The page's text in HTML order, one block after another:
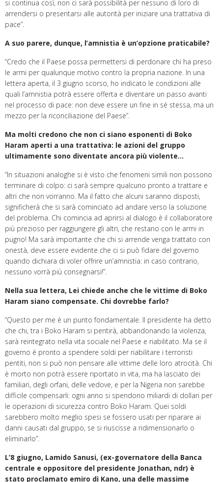
si continua così, non ci sarà possibilità per nessuno di loro di
arrendersi o presentarsi alle autorità per iniziare una trattativa di
pace”.
A suo parere, dunque, l’amnistia è un’opzione praticabile?
“Credo che il Paese possa permettersi di perdonare chi ha preso
le armi per qualunque motivo contro la propria nazione. In una
lettera aperta, il 3 giugno scorso, ho indicato le condizioni alle
quali l’amnistia potrà essere offerta e diventare un passo avanti
nel processo di pace: non deve essere un fine in sé stessa, ma un
mezzo per la riconciliazione del Paese”.
Ma molti credono che non ci siano esponenti di Boko
Haram aperti a una trattativa: le azioni del gruppo
ultimamente sono diventate ancora più violente…
“In situazioni analoghe si è visto che fenomeni simili non possono
terminare di colpo: ci sarà sempre qualcuno pronto a trattare e
altri che non vorranno. Ma il fatto che alcuni saranno disposti,
significherà che si sarà cominciato ad andare verso la soluzione
del problema. Chi comincia ad aprirsi al dialogo è il collaboratore
più prezioso per raggiungere gli altri, che restano con le armi in
pugno! Ma sarà importante che chi si arrende venga trattato con
onestà, deve essere evidente che ci si può fidare del governo
quando dichiara di voler offrire un’amnistia: in caso contrario,
nessuno vorrà più consegnarsi!”.
Nella sua lettera, Lei chiede anche che le vittime di Boko
Haram siano compensate. Chi dovrebbe farlo?
“Questo per me è un punto fondamentale. Il presidente ha detto
che chi, tra i Boko Haram si pentirà, abbandonando la violenza,
sarà reintegrato nella vita sociale nel Paese e riabilitato. Ma se il
governo è pronto a spendere soldi per riabilitare i terroristi
pentiti, non si può non pensare alle vittime delle loro atrocità. Chi
è morto non potrà essere riportato in vita, ma ha lasciato dei
familiari, degli orfani, delle vedove, e per la Nigeria non sarebbe
difficile compensarli: ogni anno si spendono miliardi di dollari per
le operazioni di sicurezza contro Boko Haram. Quei soldi
sarebbero molto meglio spesi se fossero usati per riparare ai
danni causati dal gruppo, se si riuscisse a ridimensionarlo o
eliminarlo”.
L’8 giugno, Lamido Sanusi, (ex-governatore della Banca
centrale e oppositore del presidente Jonathan, ndr) è
stato proclamato emiro di Kano, una delle massime